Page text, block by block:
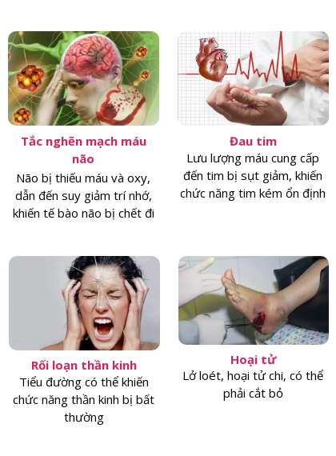
Rối loạn thần kinh
Tiểu đường có thể khiến
chức năng thần kinh bị bất
thường
Hoại tử
Lở loét, hoại tử chi, có thể
phải cắt bỏ
Tắc nghẽn mạch máu
não
Não bị thiếu máu và oxy,
dẫn đến suy giảm trí nhớ,
khiến tế bào não bị chết đi
Đau tim
Lưu lượng máu cung cấp
đến tim bị sụt giảm, khiến
chức năng tim kém ổn định